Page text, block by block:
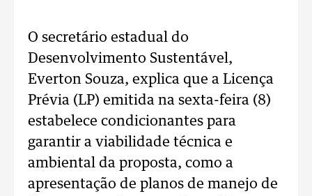
O secretário estadual do
Desenvolvimento Sustentável,
Everton Souza, explica que a Licença
Prévia (LP) emitida na sexta-feira (8)
estabelece condicionantes para
garantir a viabilidade técnica e
ambiental da proposta, como a
apresentação de planos de manejo de